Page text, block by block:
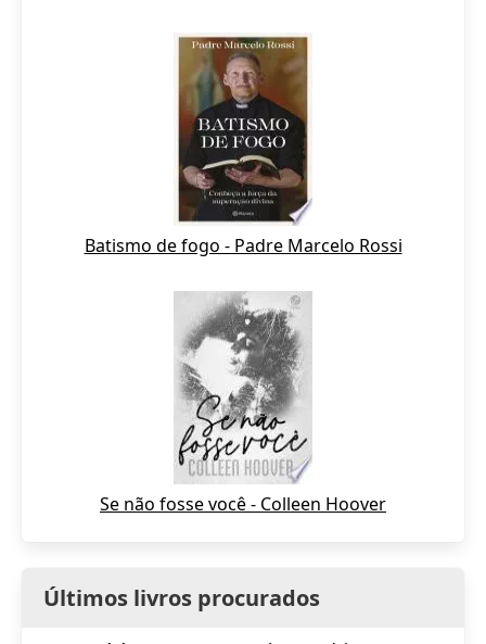
Batismo de fogo - Padre Marcelo Rossi
Se não fosse você - Colleen Hoover
Últimos livros procurados